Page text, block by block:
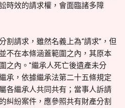
時效的請求權，會面臨諸多障
割請求，雖然名義上為“請求”，但
不在本條涵蓋範圍之內，其原本
之內。"繼承人死亡後遺產未分
承，依據繼承法第二十五條規定
各繼承人共同共有；當事人訴請
糾紛案件，應參照共有財產分割